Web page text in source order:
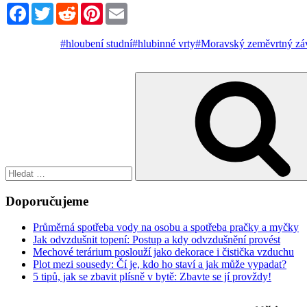
FacebookTwitterRedditPinterest
#hloubení studní#hlubinné vrty#Moravský zeměvrtný
Doporučujeme
Průměrná spotřeba vody na osobu a spotřeba pračky a myčky
Jak odvzdušnit topení: Postup a kdy odvzdušnění provést
Mechové terárium poslouží jako dekorace i čistička vzduchu
Plot mezi sousedy: Čí je, kdo ho staví a jak může vypadat?
5 tipů, jak se zbavit plísně v bytě: Zbavte se jí provždy!